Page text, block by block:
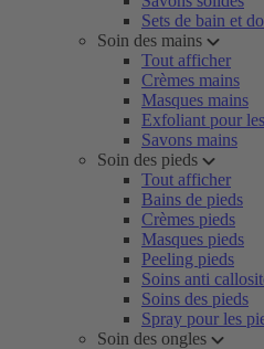
Sets de bain et
Soin des mains
Tout afficher
Crèmes mains
Masques mains
Exfoliant pour
Savons mains
Soin des pieds
Tout afficher
Bains de pieds
Crèmes pieds
Masques pieds
Peeling pieds
Soins anti
Soins des pieds
Spray pour les
Soin des ongles